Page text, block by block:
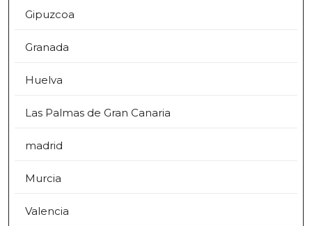
Gipuzcoa
Granada
Huelva
Las Palmas de Gran Canaria
madrid
Murcia
Valencia